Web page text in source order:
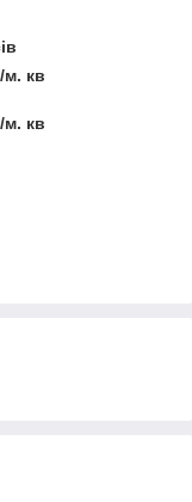
м. кв
м. кв